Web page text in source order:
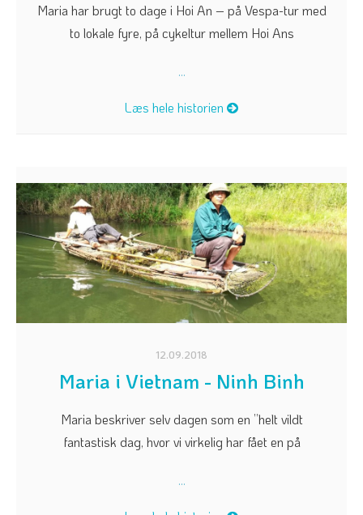
Maria har brugt to dage i Hoi An – på Vespa-tur med
to lokale fyre, på cykeltur mellem Hoi Ans
...
Læs hele historien
12.09.2018
Maria i Vietnam - Ninh Binh
Maria beskriver selv dagen som en ”helt vildt
fantastisk dag, hvor vi virkelig har fået en på
...